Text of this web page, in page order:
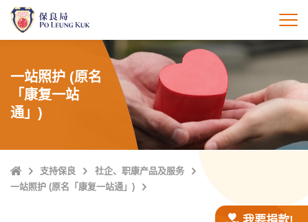
打
一站照护 (原名
「康复一站
通」)
Home支持保良
社企、职康产品及服务
一站照护 (原名「康复一站通」)